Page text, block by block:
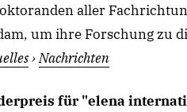
aller
um ihre Forschung zu
›Nachrichten
für "elena